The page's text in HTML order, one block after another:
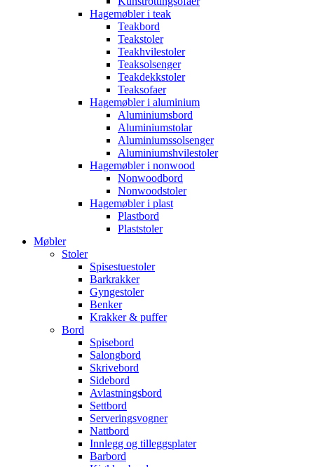
Hagemøbler i teak
Teakbord
Teakstoler
Teakhvilestoler
Teaksolsenger
Teakdekkstoler
Teaksofaer
Hagemøbler i aluminium
Aluminiumsbord
Aluminiumstolar
Aluminiumssolsenger
Aluminiumshvilestoler
Hagemøbler i nonwood
Nonwoodbord
Nonwoodstoler
Hagemøbler i plast
Plastbord
Plaststoler
Møbler
Stoler
Spisestuestoler
Barkrakker
Gyngestoler
Benker
Krakker & puffer
Bord
Spisebord
Salongbord
Skrivebord
Sidebord
Avlastningsbord
Settbord
Serveringsvogner
Nattbord
Innlegg og tilleggsplater
Barbord